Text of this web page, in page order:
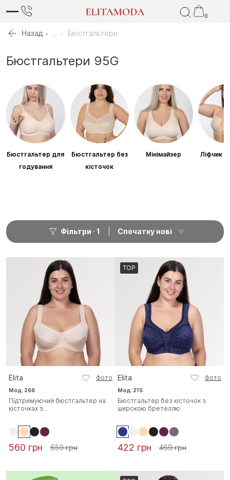
0
Назад Бюстгальтери
Бюстгальтери 95G
Бюстгальтер для
годування
Бюстгальтер без
кісточок
Мінімайзер Ліфчик
Фільтри 1 Спочатку нові
Elita Фото
Мод. 266
Підтримуючий бюстгальтер на
кісточках з...
560 грн 659 грн
TOP
Elita Фото
Мод. 215
Бюстгальтер без кісточок з
широкою бретеллю
422 грн 469 грн